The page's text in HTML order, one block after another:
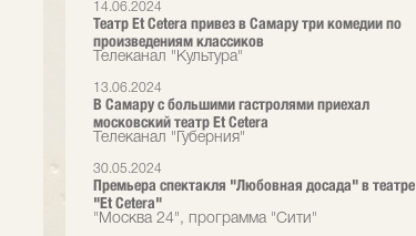
14.06.2024
Театр Et Cetera привез в Самару три комедии по
произведениям классиков
Телеканал "Культура"
13.06.2024
В Самару с большими гастролями приехал
московский театр Et Cetera
Телеканал "Губерния"
30.05.2024
Премьера спектакля "Любовная досада" в театре
"Et Cetera"
"Москва 24", программа "Сити"